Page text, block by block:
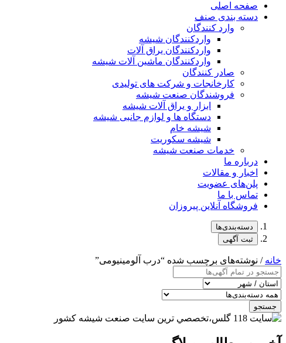
صفحه اصلی
دسته بندی صنف
وارد کنندگان
واردکنندگان شیشه
واردکنندگان یراق آلات
واردکنندگان ماشین آلات شیشه
صادر کنندگان
کارخانجات و شرکت های تولیدی
فروشندگان صنعت شیشه
ابزار و یراق آلات شیشه
دستگاه ها و لوازم جانبی شیشه
شیشه خام
شیشه سکوریت
خدمات صنعت شیشه
درباره ما
اخبار و مقالات
پلن‌های عضویت
تماس با ما
فروشگاه آنلاین پیروزان
دسته‌بندی‌ها
ثبت آگهی
خانه / نوشته‌های برچسب شده “درب آلومینیومی”
جستجو